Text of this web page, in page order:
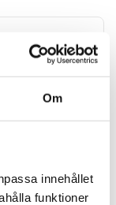
Om
innehållet
funktioner
samt
med 4 mm